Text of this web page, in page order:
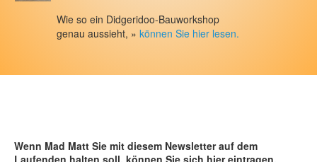
Mad Matt´s Workshop-Newsletter
Wie so ein Didgeridoo-Bauworkshop
genau aussieht, » können Sie hier lesen.
Wenn Mad Matt Sie mit diesem Newsletter auf dem
Laufenden halten soll, können Sie sich hier eintragen.